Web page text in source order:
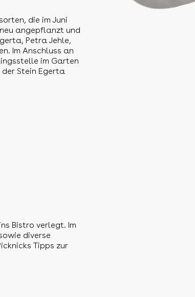
die im Juni
angepflanzt und
Petra Jehle,
Im Anschluss an
im Garten
Stein Egerta
Bistro verlegt. Im
diverse
Tipps zur